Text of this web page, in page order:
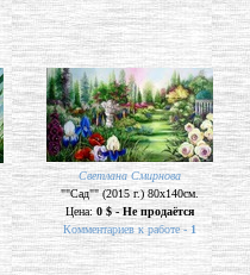
Светлана Смирнова
""Сад"" (2015 г.) 80х140см.
Цена: 0 $ - Не продаётся
Комментариев к работе - 1